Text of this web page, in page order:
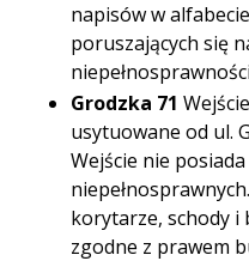
napisów w
poruszających się
Grodzka 71
usytuowane od ul.
Wejście nie
korytarze, schody i
zgodne z prawem